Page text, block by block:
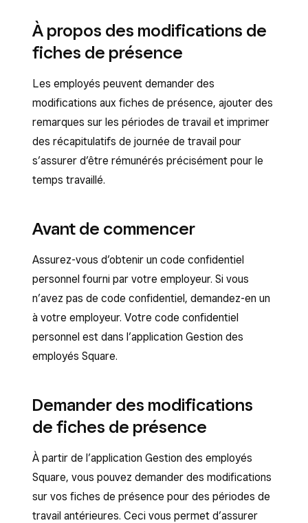
À propos des modifications de
fiches de présence
Les employés peuvent demander des
modifications aux fiches de présence, ajouter des
remarques sur les périodes de travail et imprimer
des récapitulatifs de journée de travail pour
s’assurer d’être rémunérés précisément pour le
temps travaillé.
Avant de commencer
Assurez-vous d’obtenir un code confidentiel
personnel fourni par votre employeur. Si vous
n’avez pas de code confidentiel, demandez-en un
à votre employeur. Votre code confidentiel
personnel est dans l’application Gestion des
employés Square.
Demander des modifications
de fiches de présence
À partir de l’application Gestion des employés
Square, vous pouvez demander des modifications
sur vos fiches de présence pour des périodes de
travail antérieures. Ceci vous permet d’assurer